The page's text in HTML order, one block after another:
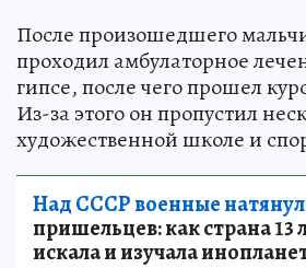
После произошедшего
проходил амбулаторное
гипсе, после чего прошел
Из-за этого он пропустил
художественной школе и
Над СССР военные
пришельцев: как страна 13
искала и изучала